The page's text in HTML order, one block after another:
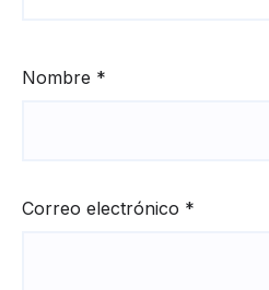
Nombre *
Correo electrónico *